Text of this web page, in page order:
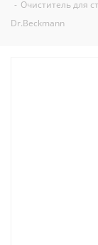
- Очиститель для
Dr.Beckmann